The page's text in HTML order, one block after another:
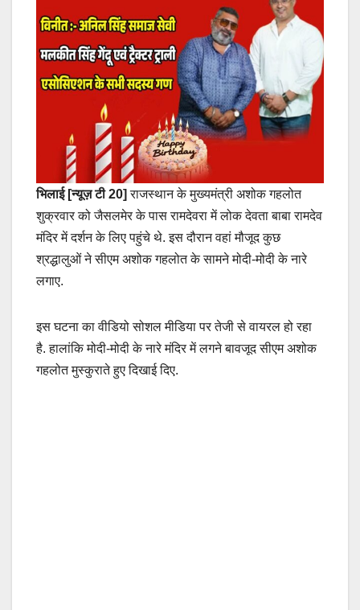
भिलाई [न्यूज़ टी 20] राजस्थान के मुख्‍यमंत्री अशोक गहलोत
शुक्रवार को जैसलमेर के पास रामदेवरा में लोक देवता बाबा रामदेव
मंदिर में दर्शन के लिए पहुंचे थे. इस दौरान वहां मौजूद कुछ
श्रद्धालुओं ने सीएम अशोक गहलोत के सामने मोदी-मोदी के नारे
लगाए.
इस घटना का वीडियो सोशल मीडिया पर तेजी से वायरल हो रहा
है. हालांकि मोदी-मोदी के नारे मंदिर में लगने बावजूद सीएम अशोक
गहलोत मुस्कुराते हुए दिखाई दिए.